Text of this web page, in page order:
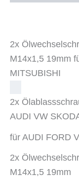
2x
M14x1,5 19mm
MITSUBISHI
2x
AUDI VW
für AUDI FORD
2x
M14x1,5 19mm